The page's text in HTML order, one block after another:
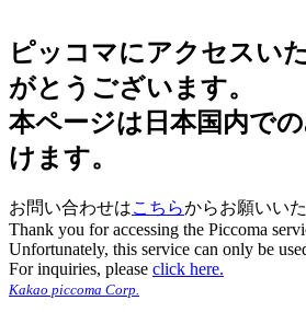
ピッコマにアクセスい
がとうございます。
本ページは日本国内で
けます。
お問い合わせはこちらからお願いいた
Thank you for accessing the Piccoma
Unfortunately, this service can only be
For inquiries, please click here.
Kakao piccoma Corp.